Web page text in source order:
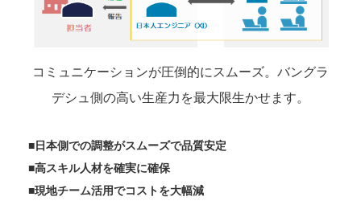
コミュニケーションが圧倒的にスムーズ。バングラ
デシュ側の高い生産力を最大限生かせます。
■日本側での調整がスムーズで品質安定
■高スキル人材を確実に確保
■現地チーム活用でコストを大幅減